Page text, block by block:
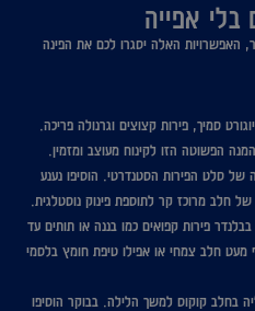
בלי אפייה
האפשרויות האלה יסגרו לכם את הפינה
סמיך, פירות קצוצים וגרנולה פריכה.
הפשוטה הזו לקינוח מעוצב ומזמין.
של סלט הפירות הסטנדרטי. הוסיפו נענע
של חלב מרוכז קר לתוספת פינוק נוסטלגית.
בבלנדר פירות קפואים כמו בננה או תותים עד
חלב צמחי או אפילו טיפת חומץ בלסמי
בחלב קוקוס למשך הלילה. בבוקר הוסיפו